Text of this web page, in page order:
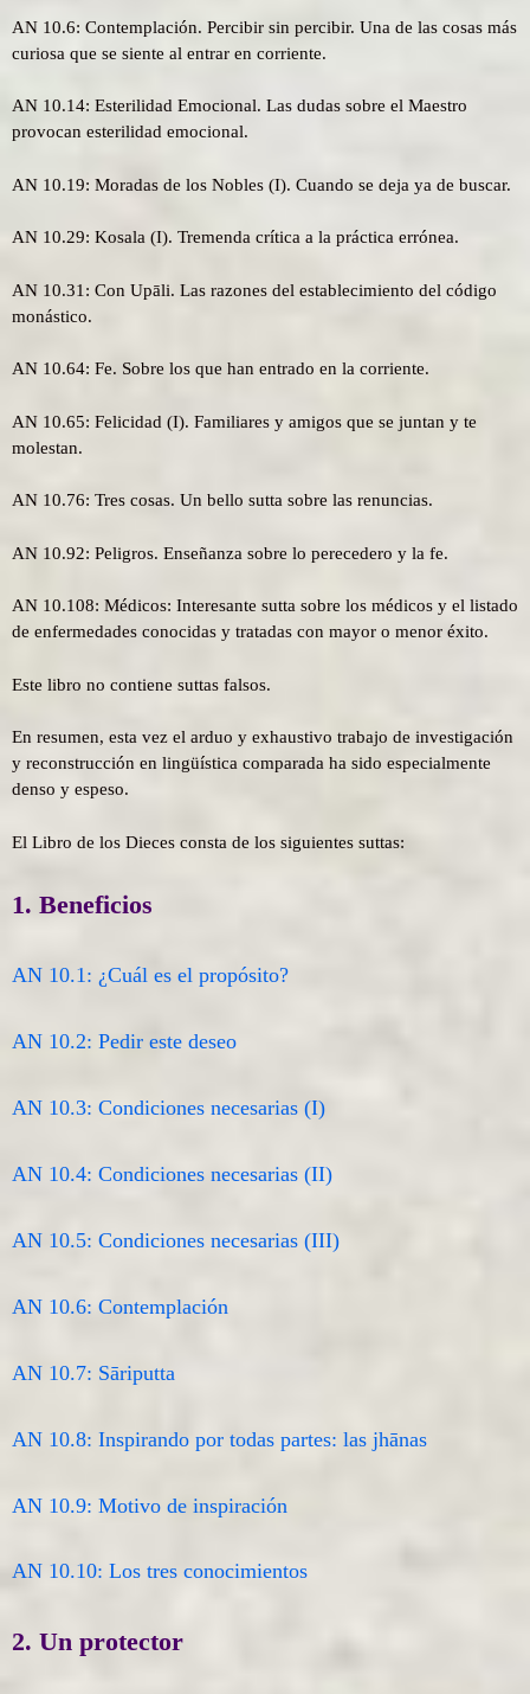
AN 10.6: Contemplación. Percibir sin percibir. Una de las cosas más
curiosa que se siente al entrar en corriente.
AN 10.14: Esterilidad Emocional. Las dudas sobre el Maestro
provocan esterilidad emocional.
AN 10.19: Moradas de los Nobles (I). Cuando se deja ya de buscar.
AN 10.29: Kosala (I). Tremenda crítica a la práctica errónea.
AN 10.31: Con Upāli. Las razones del establecimiento del código
monástico.
AN 10.64: Fe. Sobre los que han entrado en la corriente.
AN 10.65: Felicidad (I). Familiares y amigos que se juntan y te
molestan.
AN 10.76: Tres cosas. Un bello sutta sobre las renuncias.
AN 10.92: Peligros. Enseñanza sobre lo perecedero y la fe.
AN 10.108: Médicos: Interesante sutta sobre los médicos y el listado
de enfermedades conocidas y tratadas con mayor o menor éxito.
Este libro no contiene suttas falsos.
En resumen, esta vez el arduo y exhaustivo trabajo de investigación
y reconstrucción en lingüística comparada ha sido especialmente
denso y espeso.
El Libro de los Dieces consta de los siguientes suttas:
1. Beneficios
AN 10.1: ¿Cuál es el propósito?
AN 10.2: Pedir este deseo
AN 10.3: Condiciones necesarias (I)
AN 10.4: Condiciones necesarias (II)
AN 10.5: Condiciones necesarias (III)
AN 10.6: Contemplación
AN 10.7: Sāriputta
AN 10.8: Inspirando por todas partes: las jhānas
AN 10.9: Motivo de inspiración
AN 10.10: Los tres conocimientos
2. Un protector